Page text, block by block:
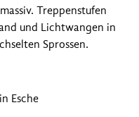
Treppenstufen
und Lichtwangen in
Sprossen.